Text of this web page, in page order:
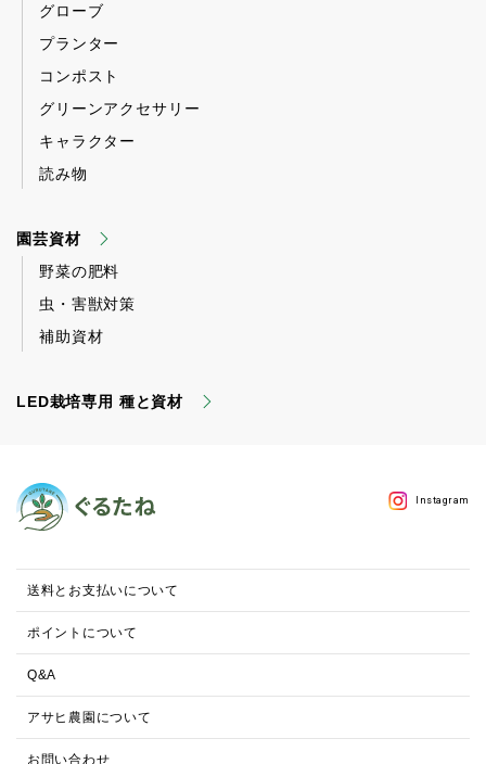
グローブ
プランター
コンポスト
グリーンアクセサリー
キャラクター
読み物
園芸資材
野菜の肥料
虫・害獣対策
補助資材
LED栽培専用 種と資材
Instagram
送料とお支払いについて
ポイントについて
Q&A
アサヒ農園について
お問い合わせ